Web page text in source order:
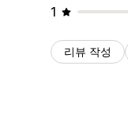
1
리뷰 작성